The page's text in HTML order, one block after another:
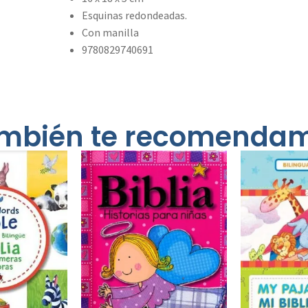
Esquinas redondeadas.
Con manilla
9780829740691
te